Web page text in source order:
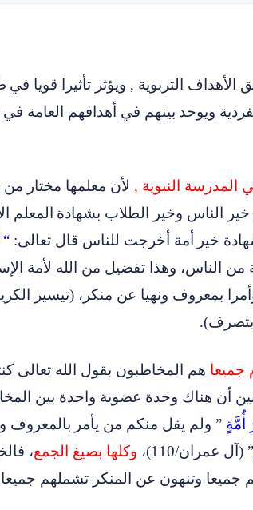
التربوية , ويؤثر تأثيرا قويا في
ويوحد بينهم في أهدافهم العامة
النبوية , لأن معلمها مختار من
الناس وخير الطلاب بشهادة المعلم
خير أمة أخرجت للناس قال تعالى:
“
من الناس، وهذا تفضيل من الله لأمة
بمعروف ونهيا عن منكر، (تيسير
بتصرف).
جميعا هم المخاطبون بقول الله تعالى
أن هناك وحدة عضوية واحدة بين
أُمَّةٍ ” ولم يقل منكم من يأمر بالمعروف
” (آل عمران/110)، وكلها بصيغ الجمع،
جميعا وتنهون عن المنكر تشملهم جميعا